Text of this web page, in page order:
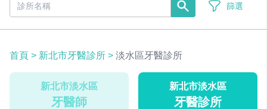
篩選
首頁 > 新北市牙醫診所 > 淡水區牙醫診所
新北市淡水區
牙醫師
新北市淡水區
牙醫診所